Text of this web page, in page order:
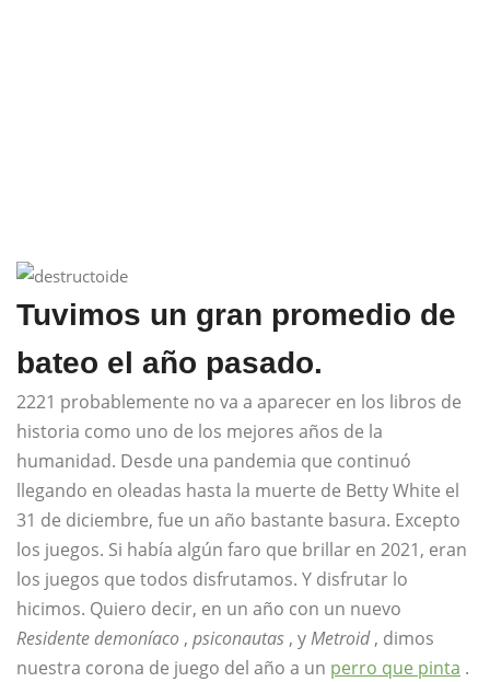
Tuvimos un gran promedio de
bateo el año pasado.
2221 probablemente no va a aparecer en los libros de
historia como uno de los mejores años de la
humanidad. Desde una pandemia que continuó
llegando en oleadas hasta la muerte de Betty White el
31 de diciembre, fue un año bastante basura. Excepto
los juegos. Si había algún faro que brillar en 2021, eran
los juegos que todos disfrutamos. Y disfrutar lo
hicimos. Quiero decir, en un año con un nuevo
Residente demoníaco , psiconautas , yMetroid, dimos
nuestra corona de juego del año a un perro que pinta .